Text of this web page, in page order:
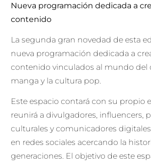
Nueva programación dedicada a
contenido
La segunda gran novedad de esta
nueva programación dedicada a
contenido vinculados al mundo del
manga y la cultura pop.
Este espacio contará con su propio
reunirá a divulgadores, influencers,
culturales y comunicadores
en redes sociales acercando la
generaciones. El objetivo de este